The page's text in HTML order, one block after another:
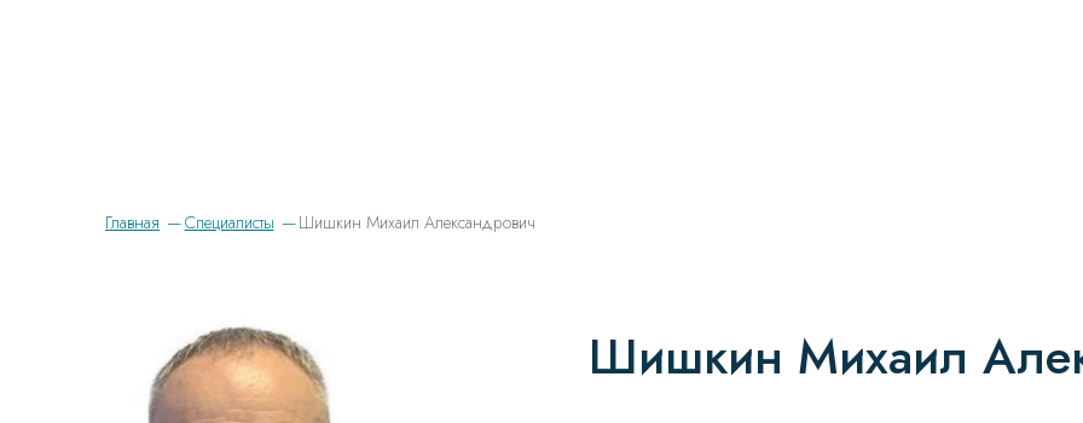
Главная Специалисты Шишкин Михаил Александрович
Шишкин Михаил